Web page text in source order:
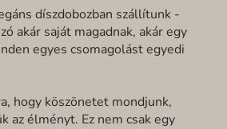
díszdobozban szállítunk -
akár saját magadnak, akár egy
egyes csomagolást egyedi
hogy köszönetet mondjunk,
az élményt. Ez nem csak egy